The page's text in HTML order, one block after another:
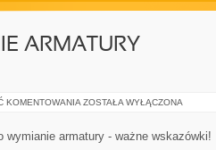
ARMATURY –
KOMENTOWANIA PRZEWODNIK
ARMATURY
–
ZOSTAŁA WYŁĄCZONA
wymianie armatury - ważne wskazówki!